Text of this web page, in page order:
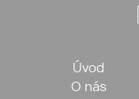
Úvod
O nás